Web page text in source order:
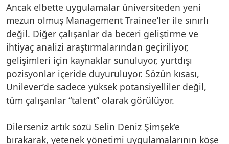
Ancak elbette uygulamalar üniversiteden yeni
mezun olmuş Management Trainee’ler ile sınırlı
değil. Diğer çalışanlar da beceri geliştirme ve
ihtiyaç analizi araştırmalarından geçiriliyor,
gelişimleri için kaynaklar sunuluyor, yurtdışı
pozisyonlar içeride duyuruluyor. Sözün kısası,
Unilever’de sadece yüksek potansiyelliler değil,
tüm çalışanlar “talent” olarak görülüyor.
Dilerseniz artık sözü Selin Deniz Şimşek’e
bırakarak, yetenek yönetimi uygulamalarının köşe